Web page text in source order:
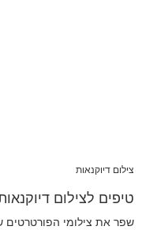
צילום דיוקנאות
טיפים לצילום
שפר את צילומי הפורטרטים